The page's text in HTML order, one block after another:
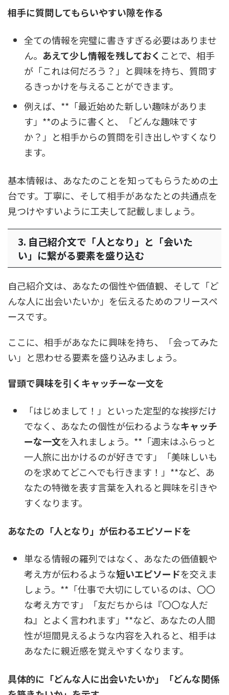
相手に質問してもらいやすい隙を作る
全ての情報を完璧に書きすぎる必要はありませ
ん。 あえて少し情報を残しておく ことで、相手
が「これは何だろう？」と興味を持ち、質問す
るきっかけを与えることができます。
例えば、**「最近始めた新しい趣味がありま
す」**のように書くと、「どんな趣味です
か？」と相手からの質問を引き出しやすくなり
ます。
基本情報は、あなたのことを知ってもらうための土
台です。丁寧に、そして相手があなたとの共通点を
見つけやすいように工夫して記載しましょう。
3. 自己紹介文で「人となり」と「会いた
い」に繋がる要素を盛り込む
自己紹介文は、あなたの個性や価値観、そして「ど
んな人に出会いたいか」を伝えるためのフリースペ
ースです。
ここに、相手があなたに興味を持ち、「会ってみた
い」と思わせる要素を盛り込みましょう。
冒頭で興味を引くキャッチーな一文を
「はじめまして！」といった定型的な挨拶だけ
でなく、あなたの個性が伝わるようなキャッチ
ーな一文を入れましょう。**「週末はふらっと
一人旅に出かけるのが好きです」「美味しいも
のを求めてどこへでも行きます！」**など、あ
なたの特徴を表す言葉を入れると興味を引きや
すくなります。
あなたの「人となり」が伝わるエピソードを
単なる情報の羅列ではなく、あなたの価値観や
考え方が伝わるような短いエピソードを交えま
しょう。**「仕事で大切にしているのは、〇〇
な考え方です」「友だちからは『〇〇な人だ
ね』とよく言われます」**など、あなたの人間
性が垣間見えるような内容を入れると、相手は
あなたに親近感を覚えやすくなります。
具体的に「どんな人に出会いたいか」「どんな関係